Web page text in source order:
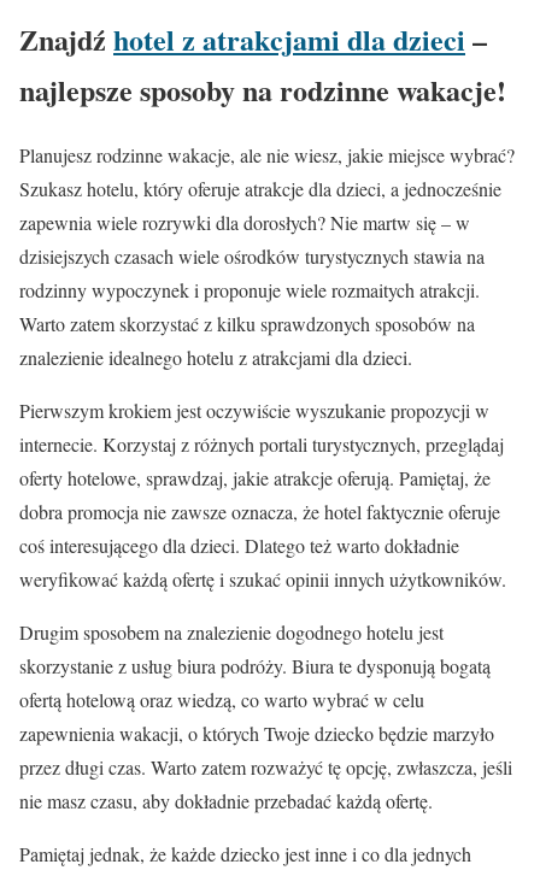
Znajdź hotel z atrakcjami dla dzieci –
najlepsze sposoby na rodzinne wakacje!
Planujesz rodzinne wakacje, ale nie wiesz, jakie miejsce wybrać?
Szukasz hotelu, który oferuje atrakcje dla dzieci, a jednocześnie
zapewnia wiele rozrywki dla dorosłych? Nie martw się – w
dzisiejszych czasach wiele ośrodków turystycznych stawia na
rodzinny wypoczynek i proponuje wiele rozmaitych atrakcji.
Warto zatem skorzystać z kilku sprawdzonych sposobów na
znalezienie idealnego hotelu z atrakcjami dla dzieci.
Pierwszym krokiem jest oczywiście wyszukanie propozycji w
internecie. Korzystaj z różnych portali turystycznych, przeglądaj
oferty hotelowe, sprawdzaj, jakie atrakcje oferują. Pamiętaj, że
dobra promocja nie zawsze oznacza, że hotel faktycznie oferuje
coś interesującego dla dzieci. Dlatego też warto dokładnie
weryfikować każdą ofertę i szukać opinii innych użytkowników.
Drugim sposobem na znalezienie dogodnego hotelu jest
skorzystanie z usług biura podróży. Biura te dysponują bogatą
ofertą hotelową oraz wiedzą, co warto wybrać w celu
zapewnienia wakacji, o których Twoje dziecko będzie marzyło
przez długi czas. Warto zatem rozważyć tę opcję, zwłaszcza, jeśli
nie masz czasu, aby dokładnie przebadać każdą ofertę.
Pamiętaj jednak, że każde dziecko jest inne i co dla jednych